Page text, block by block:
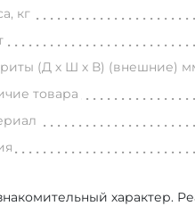
кг
(Д х Ш х В) (внешние)
товара
характер.